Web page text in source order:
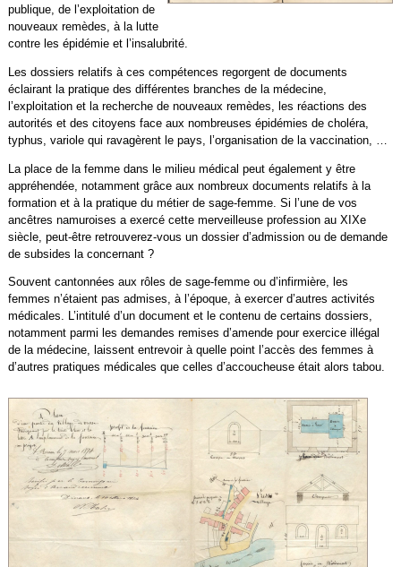
publique, de l’exploitation de
nouveaux remèdes, à la lutte
contre les épidémie et l’insalubrité.
Les dossiers relatifs à ces compétences regorgent de documents
éclairant la pratique des différentes branches de la médecine,
l’exploitation et la recherche de nouveaux remèdes, les réactions des
autorités et des citoyens face aux nombreuses épidémies de choléra,
typhus, variole qui ravagèrent le pays, l’organisation de la vaccination, …
La place de la femme dans le milieu médical peut également y être
appréhendée, notamment grâce aux nombreux documents relatifs à la
formation et à la pratique du métier de sage-femme. Si l’une de vos
ancêtres namuroises a exercé cette merveilleuse profession au XIXe
siècle, peut-être retrouverez-vous un dossier d’admission ou de demande
de subsides la concernant ?
Souvent cantonnées aux rôles de sage-femme ou d’infirmière, les
femmes n’étaient pas admises, à l’époque, à exercer d’autres activités
médicales. L’intitulé d’un document et le contenu de certains dossiers,
notamment parmi les demandes remises d’amende pour exercice illégal
de la médecine, laissent entrevoir à quelle point l’accès des femmes à
d’autres pratiques médicales que celles d’accoucheuse était alors tabou.